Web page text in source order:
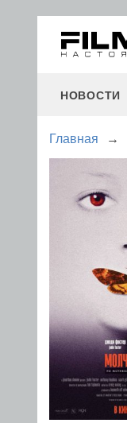
НОВОСТИ
Главная →